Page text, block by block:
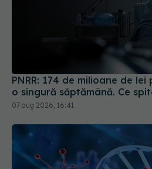
PNRR: 174 de milioane de
o singură săptămână. Ce
07 aug 2026, 16:41